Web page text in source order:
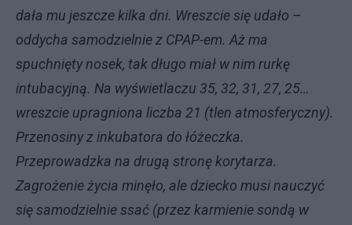
dała mu jeszcze kilka dni. Wreszcie się udało –
oddycha samodzielnie z CPAP-em. Aż ma
spuchnięty nosek, tak długo miał w nim rurkę
intubacyjną. Na wyświetlaczu 35, 32, 31, 27, 25…
wreszcie upragniona liczba 21 (tlen atmosferyczny).
Przenosiny z inkubatora do łóżeczka.
Przeprowadzka na drugą stronę korytarza.
Zagrożenie życia minęło, ale dziecko musi nauczyć
się samodzielnie ssać (przez karmienie sondą w